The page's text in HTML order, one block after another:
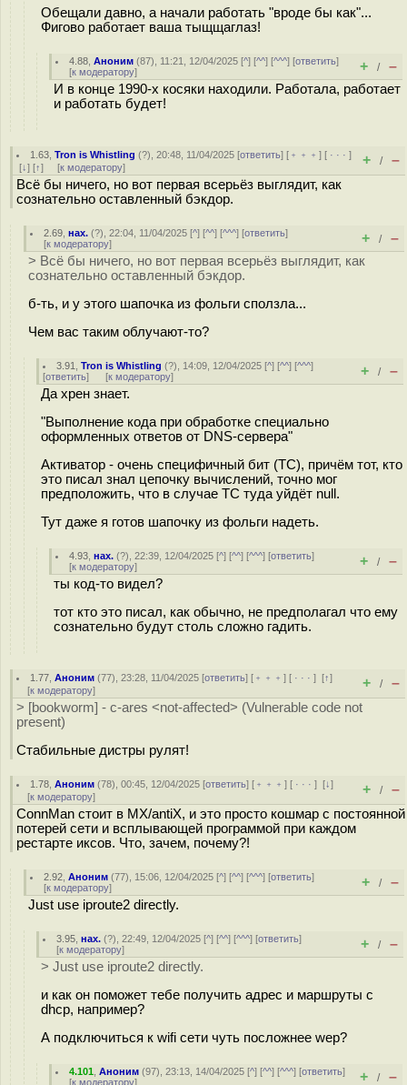
Обещали давно, а начали работать "вроде бы как"...
Фигово работает ваша тыщщаглаз!
4.88 ,Аноним (87), 11:21, 12/04/2025 [^] [^^] [^^^] [ответить]
[к модератору] + / –
И в конце 1990-х косяки находили. Работала, работает
и работать будет!
1.63 ,Tron is Whistling (?), 20:48, 11/04/2025 [ответить] [ ﹢﹢﹢] [ · · ·]
[↓] [↑] [к модератору] + / –
Всё бы ничего, но вот первая всерьёз выглядит, как
сознательно оставленный бэкдор.
2.69 ,нах. (?), 22:04, 11/04/2025 [^] [^^] [^^^] [ответить]
[к модератору] + / –
> Всё бы ничего, но вот первая всерьёз выглядит, как
сознательно оставленный бэкдор.
б-ть, и у этого шапочка из фольги сползла...
Чем вас таким облучают-то?
3.91 ,Tron is Whistling (?), 14:09, 12/04/2025 [^] [^^] [^^^]
[ответить] [к модератору] + / –
Да хрен знает.
"Выполнение кода при обработке специально
оформленных ответов от DNS-сервера"
Активатор - очень специфичный бит (TC), причём тот, кто
это писал знал цепочку вычислений, точно мог
предположить, что в случае TC туда уйдёт null.
Тут даже я готов шапочку из фольги надеть.
4.93 ,нах. (?), 22:39, 12/04/2025 [^] [^^] [^^^] [ответить]
[к модератору] + / –
ты код-то видел?
тот кто это писал, как обычно, не предполагал что ему
сознательно будут столь сложно гадить.
1.77 ,Аноним (77), 23:28, 11/04/2025 [ответить] [ ﹢﹢﹢] [ · · ·][↑]
[к модератору] + / –
> [bookworm] - c-ares <not-affected> (Vulnerable code not
present)
Стабильные дистры рулят!
1.78 ,Аноним (78), 00:45, 12/04/2025 [ответить] [ ﹢﹢﹢] [ · · ·][↓]
[к модератору] + / –
ConnMan стоит в MX/antiX, и это просто кошмар с постоянной
потерей сети и всплывающей программой при каждом
рестарте иксов. Что, зачем, почему?!
2.92 ,Аноним (77), 15:06, 12/04/2025 [^] [^^] [^^^] [ответить]
[к модератору] + / –
Just use iproute2 directly.
3.95 ,нах. (?), 22:49, 12/04/2025 [^] [^^] [^^^] [ответить]
[к модератору] + / –
> Just use iproute2 directly.
и как он поможет тебе получить адрес и маршруты с
dhcp, например?
А подключиться к wifi сети чуть посложнее wep?
4.101 ,Аноним (97), 23:13, 14/04/2025 [^] [^^] [^^^] [ответить]
[к модератору] + / –